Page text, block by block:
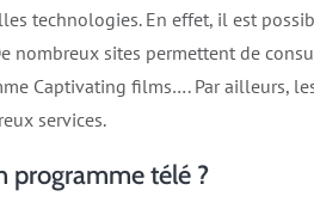
technologies. En effet, il est
nombreux sites permettent de
Captivating films…. Par ailleurs,
services.
programme télé ?